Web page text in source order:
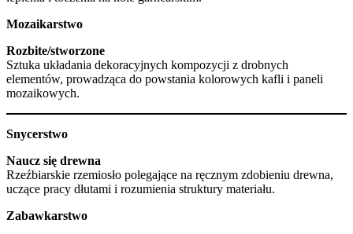
Mozaikarstwo
Rozbite/stworzone
Sztuka układania dekoracyjnych kompozycji z drobnych
elementów, prowadząca do powstania kolorowych kafli i paneli
mozaikowych.
Snycerstwo
Naucz się drewna
Rzeźbiarskie rzemiosło polegające na ręcznym zdobieniu drewna,
uczące pracy dłutami i rozumienia struktury materiału.
Zabawkarstwo